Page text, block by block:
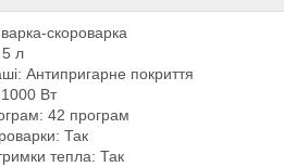
скороварка
л
Антипригарне покриття
1000 Вт
42 програм
Так
тепла: Так